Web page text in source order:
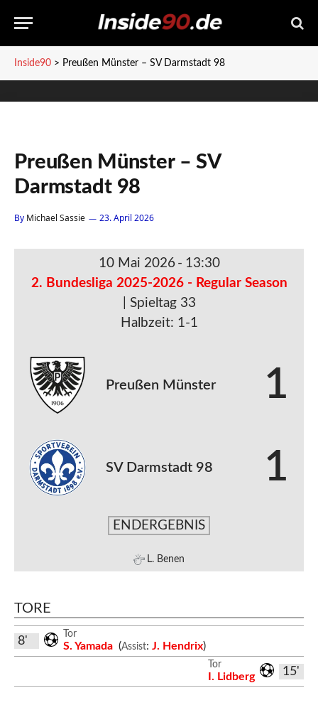
Inside90 > Preußen Münster – SV Darmstadt 98
Preußen Münster – SV
Darmstadt 98
By Michael Sassie 23. April 2026
10 Mai 2026 - 13:30
2. Bundesliga 2025-2026 - Regular Season
| Spieltag 33
Halbzeit: 1-1
Preußen Münster 1
SV Darmstadt 98 1
ENDERGEBNIS
L. Benen
TORE
Tor
S. Yamada (Assist: J. Hendrix)
8'
15'
Tor
I. Lidberg